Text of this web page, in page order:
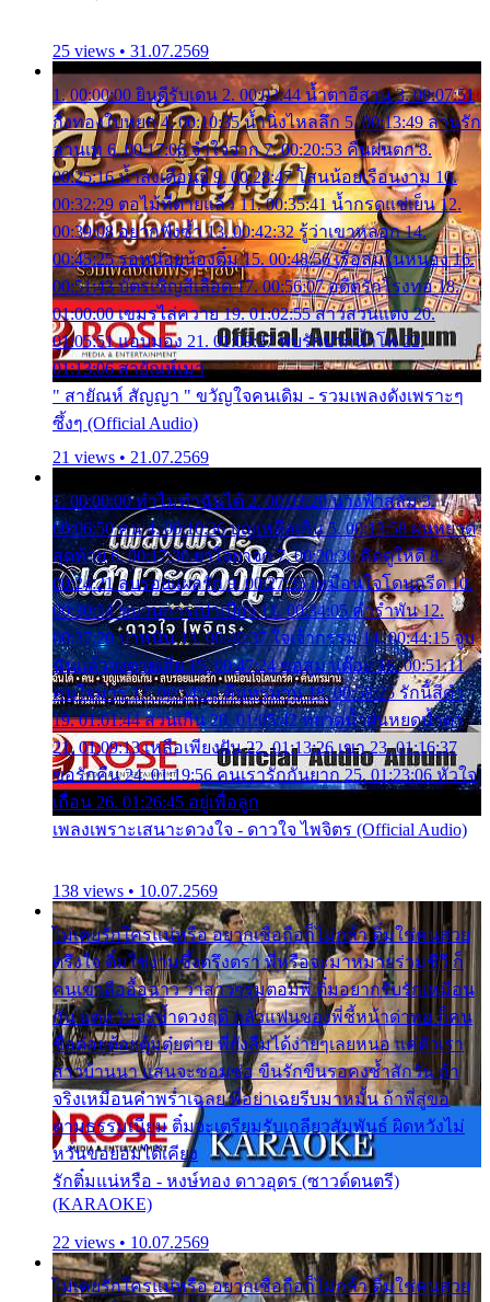
25 views • 31.07.2569
1. 00:00:00 ยินดีรับเดน 2. 00:03:44 น้ำตาอีสาน 3. 00:07:51
กิ่งทองใบหยก 4. 00:10:35 น้ำนิ่งไหลลึก 5. 00:13:49 ลานรัก
ลานเท 6. 00:17:06 จำใจจาก 7. 00:20:53 คืนฝนตก 8.
00:25:16 น้ำลงเดือนยี่ 9. 00:28:47 โสนน้อยเรือนงาม 10.
00:32:29 ตอไม้ที่ตายแล้ว 11. 00:35:41 น้ำกรดแช่เย็น 12.
00:39:08 อยากฟังซ้ำ 13. 00:42:32 รู้ว่าเขาหลอก 14.
00:45:25 รอหน่อยน้องติ๋ม 15. 00:48:56 เรือล่มในหนอง 16.
00:51:43 บัตรเชิญสีเลือด 17. 00:56:07 อดีตรักโรงทอ 18.
01:00:00 เขมรไล่ควาย 19. 01:02:55 สาวสวนแตง 20.
01:05:51 แอบมอง 21. 01:09:27 พบรักปากน้ำโพ 22.
01:13:06 สายัณห์เมา
" สายัณห์ สัญญา " ขวัญใจคนเดิม - รวมเพลงดังเพราะๆ
ซึ้งๆ (Official Audio)
21 views • 21.07.2569
1. 00:00:00 ทำไมทำฉันได้ 2. 00:03:20 นางฟ้าสลัม 3.
00:06:50 คน 4. 00:10:36 บุญเหลือเกิน 5. 00:13:58 ฝนหยาด
สุดท้าย 6. 00:17:30 ยาใจยาจก 7. 00:20:30 คิดดูให้ดี 8.
00:24:21 ลบรอยแผลรัก 9. 00:27:35 เหมือนใจโดนกรีด 10.
00:30:54 ขบวนการเปาเปียว 11. 00:34:05 คำรำพัน 12.
00:37:20 ปาหนัน 13. 00:40:37 ใจเจ้ากรรม 14. 00:44:15 จูบ
ฉันแล้วจงตายเสีย 15. 00:47:24 ขอสูมาเต๊อะ 16. 00:51:11
คนใจมาร 17. 00:54:50 คืนทรมาน 18. 00:58:25 รักนี้สีดำ
19. 01:01:44 ส่วนเกิน 20. 01:05:42 หยาดน้ำฝนหยดน้ำตา
21. 01:09:13 เหลือเพียงฝัน 22. 01:13:26 เขา 23. 01:16:37
ขอรักคืน 24. 01:19:56 คนเรารักกันยาก 25. 01:23:06 หัวใจ
เถื่อน 26. 01:26:45 อยู่เพื่อลูก
เพลงเพราะเสนาะดวงใจ - ดาวใจ ไพจิตร (Official Audio)
138 views • 10.07.2569
ไม่เคยรักใครแน่หรือ อยากเชื่อถือก็ไม่กล้า ติ๋มใช่คนสวย
ตรึงใจ ติ๋มใช่งามซึ้งตรึงตรา พี่หรือจะมาหมายร่วมชีวี ก็
คนเขาลืออื้อฉาว ว่าสาวๆรุมตอมพี่ ติ๋มอยากรับรักเหมือน
กัน แต่หวั่นจะช้ำดวงฤดี กลัวแฟนของพี่ชี้หน้าด่าทอ ก็คน
ชื่อต๋อยต้อยตุ้มตุ๋ยต่าย พี่ยังลืมได้ง่ายๆเลยหนอ แค่ตัวเรา
สาวบ้านนา แสนจะซอมซ่อ ขืนรักขืนรอคงช้ำสักวัน ถ้า
จริงเหมือนคำพร่ำเฉลย พี่อย่าเฉยรีบมาหมั้น ถ้าพี่สู่ขอ
ตามธรรมเนียม ติ๋มจะเตรียมรับเกลียวสัมพันธ์ ผิดหวังไม่
หวั่นขอยอมได้เคียง
รักติ๋มแน่หรือ - หงษ์ทอง ดาวอุดร (ซาวด์ดนตรี)
(KARAOKE)
22 views • 10.07.2569
ไม่เคยรักใครแน่หรือ อยากเชื่อถือก็ไม่กล้า ติ๋มใช่คนสวย